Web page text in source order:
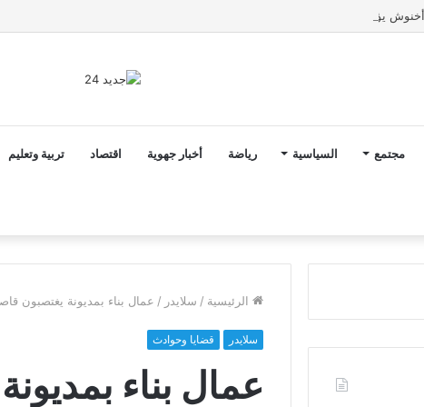
أخنوش يؤكد في المذكرة التوجيهية حول ميزانية 2027 أن ثوابت العدالة الاجتماعية والمجالية خيار استراتيجي للبلاد
مجتمع السياسية رياضة أخبار جهوية اقتصاد تربية وتعليم
الرئيسية / سلايدر / عمال بناء بمديونة يغتصبون
سلايدر قضايا وحوادث
عمال بناء